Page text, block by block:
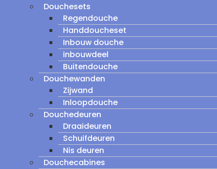
Douchesets
Regendouche
Handdoucheset
Inbouw douche
inbouwdeel
Buitendouche
Douchewanden
Zijwand
Inloopdouche
Douchedeuren
Draaideuren
Schuifdeuren
Nis deuren
Douchecabines